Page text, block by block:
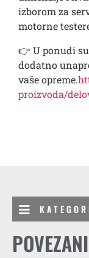
izborom za
motorne
👉 U ponudi
dodatno
vaše opreme.
proizvoda/